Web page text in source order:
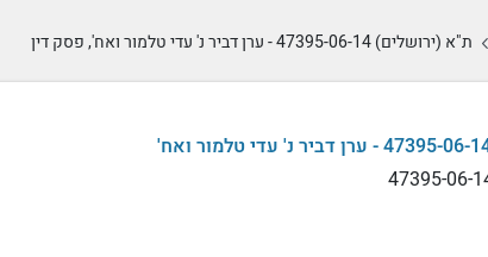
ת"א (ירושלים) 47395-06-14 - ערן דביר נ' עדי טלמור ואח', פסק דין